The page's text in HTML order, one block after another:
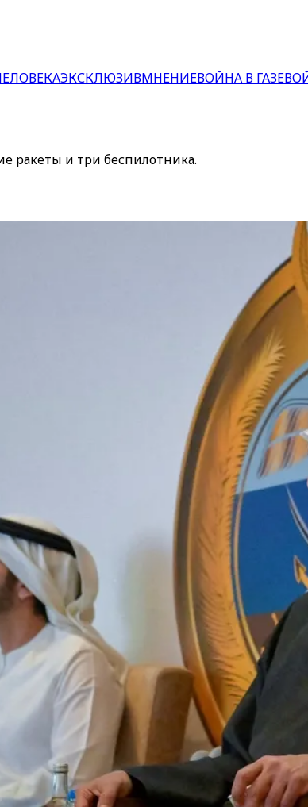
ЭКСКЛЮЗИВМНЕНИЕВОЙНА В ГАЗЕ
ракеты и три беспилотника.